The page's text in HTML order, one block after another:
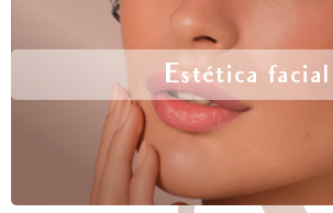
Estética facial